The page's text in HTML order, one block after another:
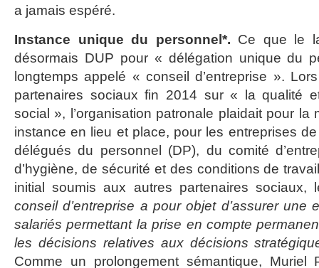
a jamais espéré.
Instance unique du personnel*. Ce que le
désormais DUP pour « délégation unique du
longtemps appelé « conseil d’entreprise ».
partenaires sociaux fin 2014 sur « la qualité
social », l’organisation patronale plaidait pour la
instance en lieu et place, pour les entreprises
délégués du personnel (DP), du comité
d’hygiène, de sécurité et des conditions de
initial soumis aux autres partenaires
conseil d’entreprise a pour objet d’assurer une
salariés permettant la prise en compte
les décisions relatives aux décisions
Comme un prolongement sémantique, Muriel